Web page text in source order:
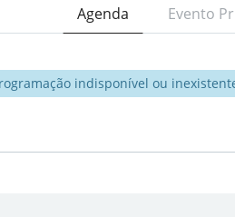
Agenda Evento
indisponível ou